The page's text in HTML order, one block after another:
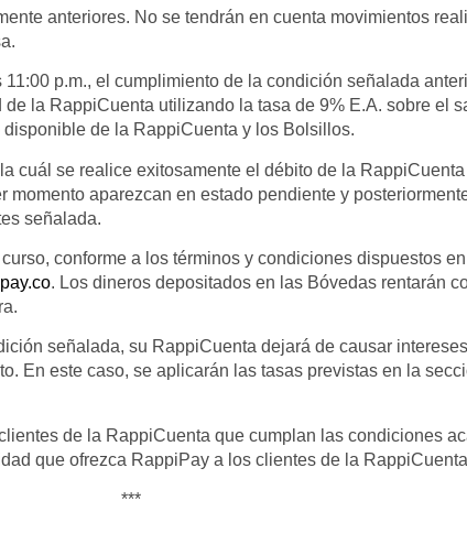
anteriores. No se tendrán en cuenta movimientos
p.m., el cumplimiento de la condición señalada
la RappiCuenta utilizando la tasa de 9% E.A. sobre el
de la RappiCuenta y los Bolsillos.
cuál se realice exitosamente el débito de la
aparezcan en estado pendiente y
señalada.
conforme a los términos y condiciones dispuestos
. Los dineros depositados en las Bóvedas rentarán
señalada, su RappiCuenta dejará de causar
En este caso, se aplicarán las tasas previstas en la
de la RappiCuenta que cumplan las condiciones
que ofrezca RappiPay a los clientes de la
***